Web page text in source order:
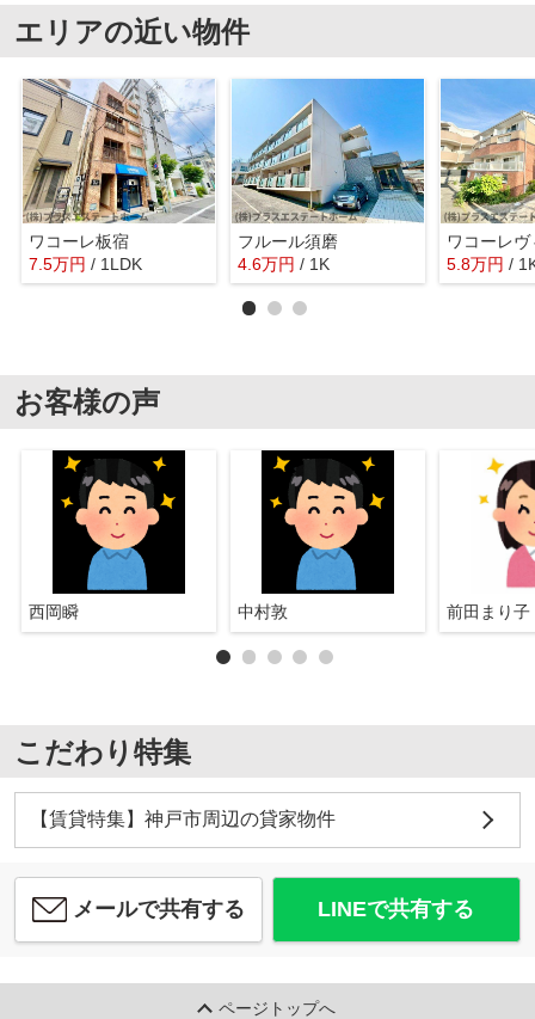
エリアの近い物件
ワコーレ板宿
7.5万円 / 1LDK
フルール須磨
4.6万円 / 1K 5.8万円 /
お客様の声
西岡瞬 中村敦 前田まり子
こだわり特集
【賃貸特集】神戸市周辺の貸家物件
メールで共有する LINEで共有する
ページトップへ